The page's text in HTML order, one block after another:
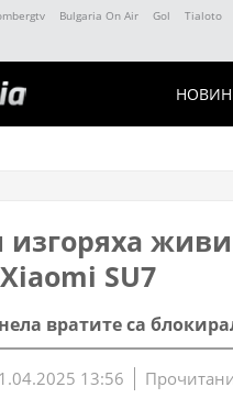
Bulgaria On Air Gol Tialoto
SU7
вратите са
13:56